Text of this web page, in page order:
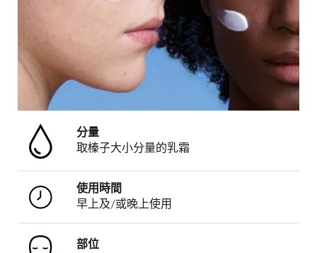
分量
取榛子大小分量的乳霜
使用時間
早上及/或晚上使用
部位